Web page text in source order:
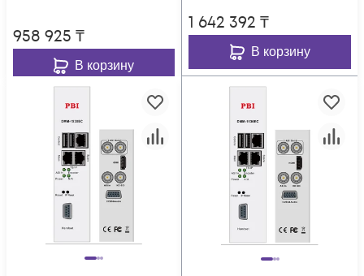
958 925 ₸
В корзину
1 642 392 ₸
В корзину